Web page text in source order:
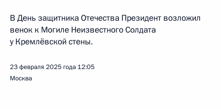
В День защитника Отечества Президент возложил
венок к Могиле Неизвестного Солдата
у Кремлёвской стены.
23 февраля 2025 года 12:05
Москва